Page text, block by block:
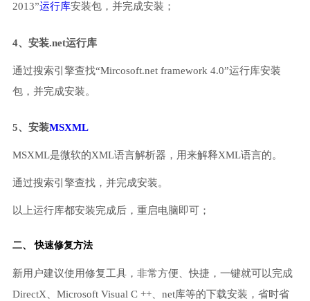
2013”运行库安装包，并完成安装；
4、安装.net运行库
通过搜索引擎查找“Mircosoft.net framework 4.0”运行库安装
包，并完成安装。
5、安装MSXML
MSXML是微软的XML语言解析器，用来解释XML语言的。
通过搜索引擎查找，并完成安装。
以上运行库都安装完成后，重启电脑即可；
二、 快速修复方法
新用户建议使用修复工具，非常方便、快捷，一键就可以完成
DirectX、Microsoft Visual C ++、net库等的下载安装，省时省